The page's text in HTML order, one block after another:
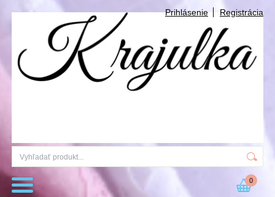
Prihlásenie Registrácia
0